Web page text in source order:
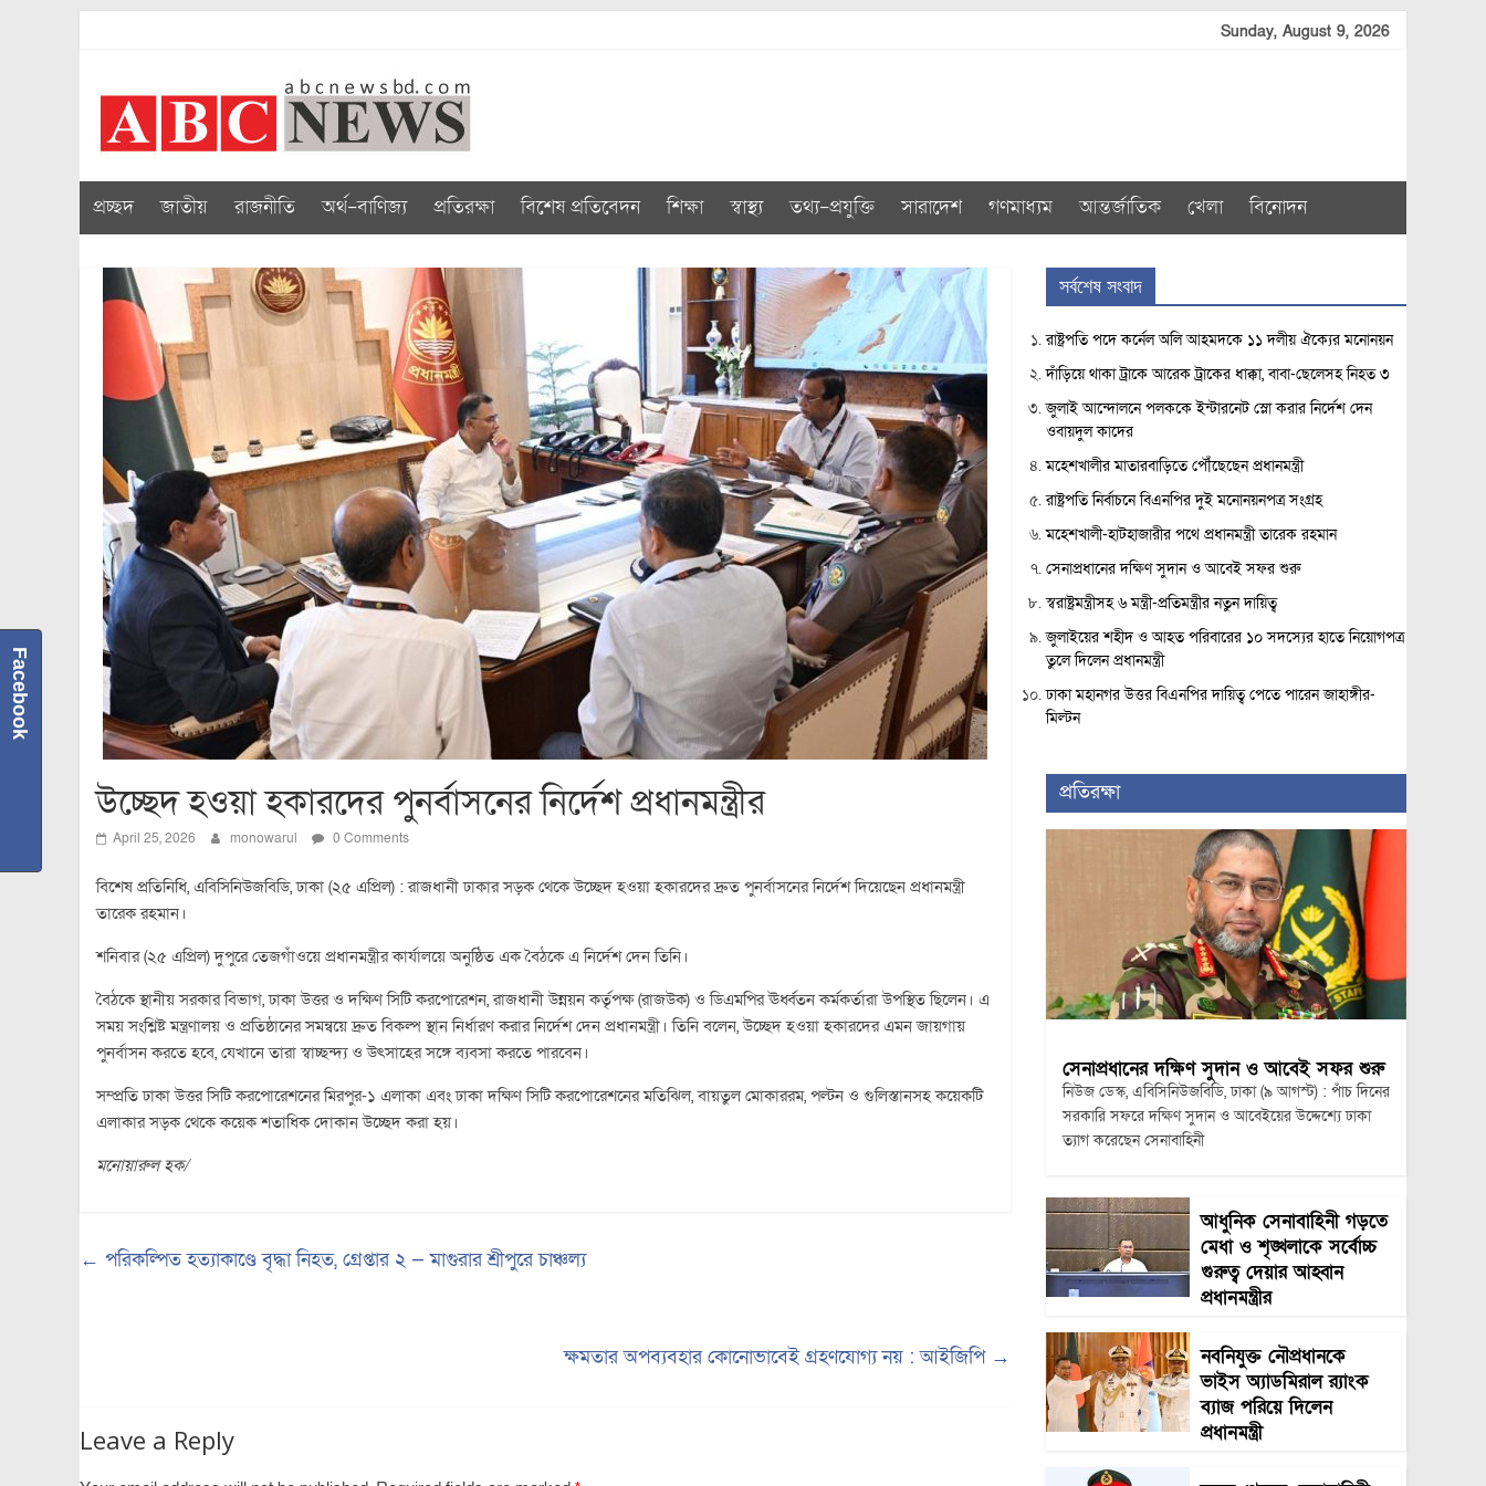
Sunday, August 9, 2026
abcnewsbd
প্রচ্ছদ জাতীয় রাজনীতি অর্থ-বাণিজ্য প্রতিরক্ষা বিশেষ প্রতিবেদন শিক্ষা স্বাস্থ্য তথ্য-প্রযুক্তি সারাদেশ গণমাধ্যম আন্তর্জাতিক খেলা বিনোদন
উচ্ছেদ হওয়া হকারদের পুনর্বাসনের নির্দেশ প্রধানমন্ত্রীর
April 25, 2026 monowarul 0 Comments
বিশেষ প্রতিনিধি, এবিসিনিউজবিডি, ঢাকা (২৫ এপ্রিল) : রাজধানী ঢাকার সড়ক থেকে উচ্ছেদ হওয়া হকারদের দ্রুত পুনর্বাসনের নির্দেশ দিয়েছেন প্রধানমন্ত্রী
তারেক রহমান।
শনিবার (২৫ এপ্রিল) দুপুরে তেজগাঁওয়ে প্রধানমন্ত্রীর কার্যালয়ে অনুষ্ঠিত এক বৈঠকে এ নির্দেশ দেন তিনি।
বৈঠকে স্থানীয় সরকার বিভাগ, ঢাকা উত্তর ও দক্ষিণ সিটি করপোরেশন, রাজধানী উন্নয়ন কর্তৃপক্ষ (রাজউক) ও ডিএমপির ঊর্ধ্বতন কর্মকর্তারা উপস্থিত ছিলেন। এ
সময় সংশ্লিষ্ট মন্ত্রণালয় ও প্রতিষ্ঠানের সমন্বয়ে দ্রুত বিকল্প স্থান নির্ধারণ করার নির্দেশ দেন প্রধানমন্ত্রী। তিনি বলেন, উচ্ছেদ হওয়া হকারদের এমন জায়গায়
পুনর্বাসন করতে হবে, যেখানে তারা স্বাচ্ছন্দ্য ও উৎসাহের সঙ্গে ব্যবসা করতে পারবেন।
সম্প্রতি ঢাকা উত্তর সিটি করপোরেশনের মিরপুর-১ এলাকা এবং ঢাকা দক্ষিণ সিটি করপোরেশনের মতিঝিল, বায়তুল মোকাররম, পল্টন ও গুলিস্তানসহ কয়েকটি
এলাকার সড়ক থেকে কয়েক শতাধিক দোকান উচ্ছেদ করা হয়।
মনোয়ারুল হক/
← পরিকল্পিত হত্যাকাণ্ডে বৃদ্ধা নিহত, গ্রেপ্তার ২ — মাগুরার শ্রীপুরে চাঞ্চল্য
ক্ষমতার অপব্যবহার কোনোভাবেই গ্রহণযোগ্য নয় : আইজিপি →
Leave a Reply
সর্বশেষ সংবাদ
রাষ্ট্রপতি পদে কর্নেল অলি আহমদকে ১১ দলীয় ঐক্যের মনোনয়ন
দাঁড়িয়ে থাকা ট্রাকে আরেক ট্রাকের ধাক্কা, বাবা-ছেলেসহ নিহত ৩
জুলাই আন্দোলনে পলককে ইন্টারনেট স্লো করার নির্দেশ দেন
ওবায়দুল কাদের
মহেশখালীর মাতারবাড়িতে পৌঁছেছেন প্রধানমন্ত্রী
রাষ্ট্রপতি নির্বাচনে বিএনপির দুই মনোনয়নপত্র সংগ্রহ
মহেশখালী-হাটহাজারীর পথে প্রধানমন্ত্রী তারেক রহমান
সেনাপ্রধানের দক্ষিণ সুদান ও আবেই সফর শুরু
স্বরাষ্ট্রমন্ত্রীসহ ৬ মন্ত্রী-প্রতিমন্ত্রীর নতুন দায়িত্ব
জুলাইয়ের শহীদ ও আহত পরিবারের ১০ সদস্যের হাতে নিয়োগপত্র
তুলে দিলেন প্রধানমন্ত্রী
ঢাকা মহানগর উত্তর বিএনপির দায়িত্ব পেতে পারেন জাহাঙ্গীর-
মিল্টন
প্রতিরক্ষা
সেনাপ্রধানের দক্ষিণ সুদান ও আবেই সফর শুরু
নিউজ ডেস্ক, এবিসিনিউজবিডি, ঢাকা (৯ আগস্ট) : পাঁচ দিনের
সরকারি সফরে দক্ষিণ সুদান ও আবেইয়ের উদ্দেশ্যে ঢাকা
ত্যাগ করেছেন সেনাবাহিনী
আধুনিক সেনাবাহিনী গড়তে
মেধা ও শৃঙ্খলাকে সর্বোচ্চ
গুরুত্ব দেয়ার আহ্বান
প্রধানমন্ত্রীর
নবনিযুক্ত নৌপ্রধানকে
ভাইস অ্যাডমিরাল র‍্যাংক
ব্যাজ পরিয়ে দিলেন
প্রধানমন্ত্রী
Facebook